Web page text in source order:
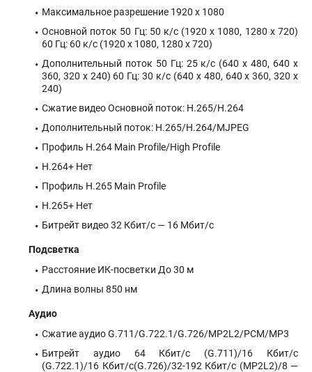
Максимальное разрешение 1920 x 1080
Основной поток 50 Гц: 50 к/с (1920 x 1080, 1280 x 720)
60 Гц: 60 к/с (1920 x 1080, 1280 x 720)
Дополнительный поток 50 Гц: 25 к/с (640 x 480, 640 x
360, 320 x 240) 60 Гц: 30 к/с (640 x 480, 640 x 360, 320 x
240)
Сжатие видео Основной поток: H.265/H.264
Дополнительный поток: H.265/H.264/MJPEG
Профиль H.264 Main Profile/High Profile
H.264+ Нет
Профиль H.265 Main Profile
H.265+ Нет
Битрейт видео 32 Кбит/с — 16 Мбит/с
Подсветка
Расстояние ИК-посветки До 30 м
Длина волны 850 нм
Аудио
Сжатие аудио G.711/G.722.1/G.726/MP2L2/PCM/MP3
Битрейт аудио 64 Кбит/с (G.711)/16 Кбит/с
(G.722.1)/16 Кбит/с(G.726)/32-192 Кбит/с (MP2L2)/8 —